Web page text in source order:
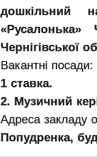
дошкільний
«Русалонька»
Чернігівської
Вакантні посади:
1 ставка.
2. Музичний
Адреса закладу
Попудренка,